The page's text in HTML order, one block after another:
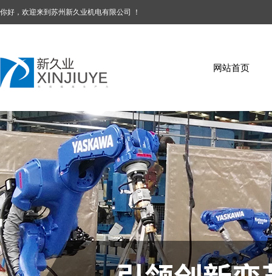
你好，欢迎来到苏州新久业机电有限公司 ！
网站首页